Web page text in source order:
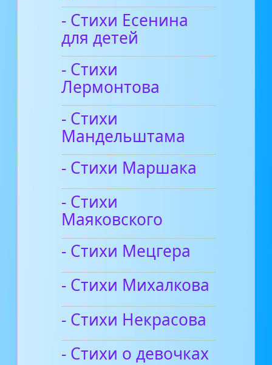
- Стихи Есенина
для детей
- Стихи
Лермонтова
- Стихи
Мандельштама
- Стихи Маршака
- Стихи
Маяковского
- Стихи Мецгера
- Стихи Михалкова
- Стихи Некрасова
- Стихи о девочках